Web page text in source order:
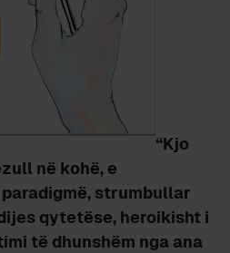
“Kjo
në kohë, e
strumbullar
qytetëse, heroikisht i
të dhunshëm nga ana